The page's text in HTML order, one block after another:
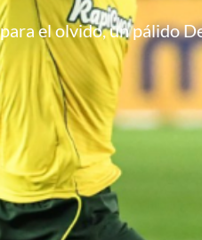
el olvido, un pálido